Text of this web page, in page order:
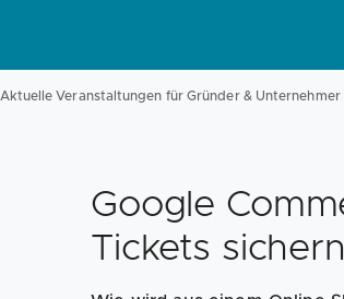
Aktuelle Veranstaltungen für Gründer & Unternehmer
Google
Tickets sichern